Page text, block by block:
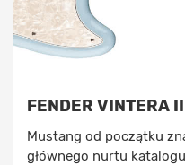
FENDER VINTERA
Mustang od początku
głównego nurtu